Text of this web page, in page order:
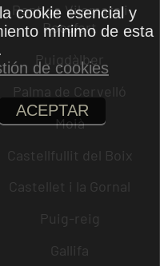
Pont de Vilomara i
Rocafort
Puigdàlber
Palma de Cervelló
Moià
Castellfullit del Boix
Castellet i la Gornal
Puig-reig
Gallifa
cookie esencial y
mínimo de esta
de cookies
ACEPTAR